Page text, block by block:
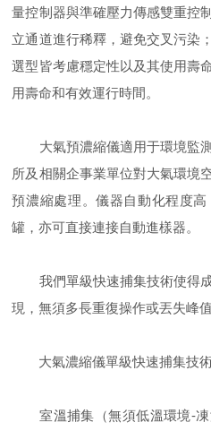
量控制器與準確壓力傳感雙重控
立通道進行稀釋，避免交叉污染
選型皆考慮穩定性以及其使用壽
用壽命和有效運行時間。
大氣預濃縮儀適用于環境監測
所及相關企事業單位對大氣環境
預濃縮處理。儀器自動化程度
罐，亦可直接連接自動進樣器。
我們單級快速捕集技術使得成
現，無須多長重復操作或丟失峰
大氣濃縮儀單級快速捕集技
室溫捕集（無須低溫環境-凍